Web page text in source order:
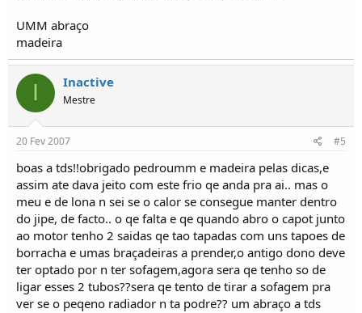
UMM abraço
madeira
I Inactive
Mestre
20 Fev 2007 #5
boas a tds!!obrigado pedroumm e madeira pelas dicas,e
assim ate dava jeito com este frio qe anda pra ai.. mas o
meu e de lona n sei se o calor se consegue manter dentro
do jipe, de facto.. o qe falta e qe quando abro o capot junto
ao motor tenho 2 saidas qe tao tapadas com uns tapoes de
borracha e umas braçadeiras a prender,o antigo dono deve
ter optado por n ter sofagem,agora sera qe tenho so de
ligar esses 2 tubos??sera qe tento de tirar a sofagem pra
ver se o peqeno radiador n ta podre?? um abraço a tds